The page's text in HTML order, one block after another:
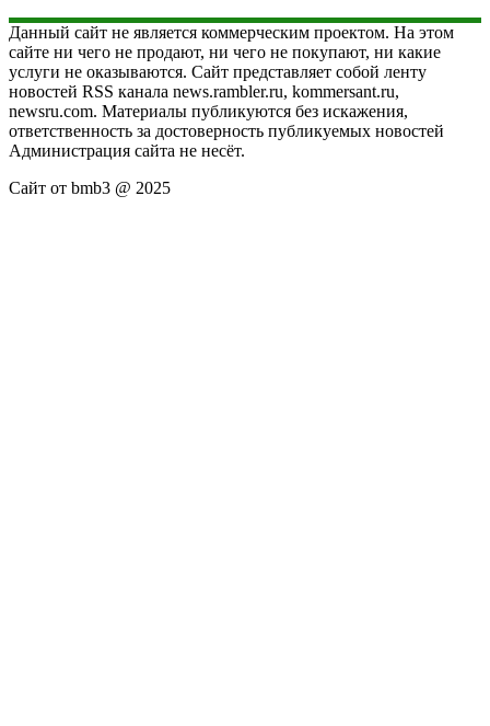
Данный сайт не является коммерческим проектом. На этом
сайте ни чего не продают, ни чего не покупают, ни какие
услуги не оказываются. Сайт представляет собой ленту
новостей RSS канала news.rambler.ru, kommersant.ru,
newsru.com. Материалы публикуются без искажения,
ответственность за достоверность публикуемых новостей
Администрация сайта не несёт.
Сайт от bmb3 @ 2025